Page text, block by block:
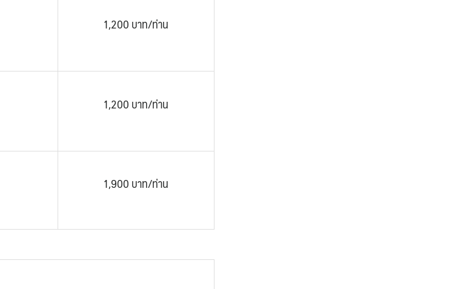
1,200 บาท/ท่าน
1,200 บาท/ท่าน
1,900 บาท/ท่าน